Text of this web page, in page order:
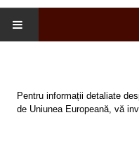
INFO & PUB
Pentru informații detaliate
de Uniunea Europeană, vă